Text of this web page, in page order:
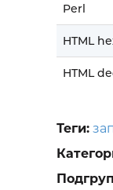
Perl
HTML
HTML
Теги: